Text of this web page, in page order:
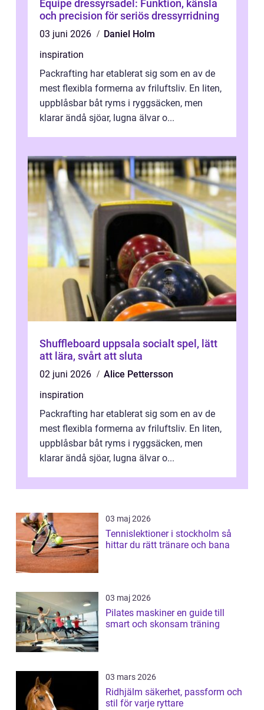
Equipe dressyrsadel: Funktion, känsla
och precision för seriös dressyrridning
03 juni 2026
Daniel Holm
inspiration
Packrafting har etablerat sig som en av de
mest flexibla formerna av friluftsliv. En liten,
uppblåsbar båt ryms i ryggsäcken, men
klarar ändå sjöar, lugna älvar o...
Shuffleboard uppsala socialt spel, lätt
att lära, svårt att sluta
02 juni 2026
Alice Pettersson
inspiration
Packrafting har etablerat sig som en av de
mest flexibla formerna av friluftsliv. En liten,
uppblåsbar båt ryms i ryggsäcken, men
klarar ändå sjöar, lugna älvar o...
03 maj 2026
Tennislektioner i stockholm så
hittar du rätt tränare och bana
03 maj 2026
Pilates maskiner en guide till
smart och skonsam träning
03 mars 2026
Ridhjälm säkerhet, passform och
stil för varje ryttare